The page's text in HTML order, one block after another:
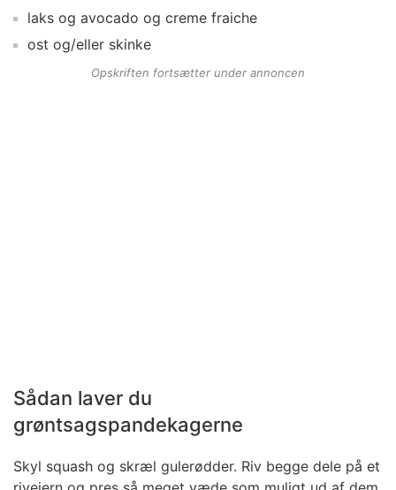
laks og avocado og creme fraiche
ost og/eller skinke
Opskriften fortsætter under annoncen
Sådan laver du
grøntsagspandekagerne
Skyl squash og skræl gulerødder. Riv begge dele på et